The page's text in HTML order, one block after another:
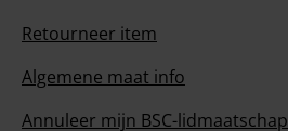
Retourneer item
Algemene maat info
Annuleer mijn BSC-lidmaatschap